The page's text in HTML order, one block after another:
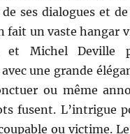
ses dialogues et
fait un vaste hangar
Michel Deville
une grande
ou même
fusent. L’intrigue
ou victime.